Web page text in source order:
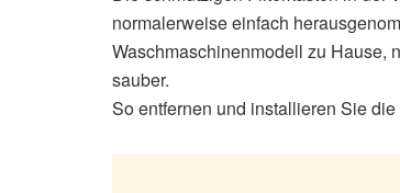
normalerweise einfach
Waschmaschinenmodell zu Hause,
sauber.
So entfernen und installieren Sie